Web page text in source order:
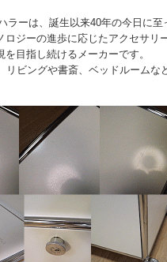
ーは、誕生以来40年の今日に至
ジーの進歩に応じたアクセサリ
目指し続けるメーカーです。
ビングや書斎、ベッドルームな